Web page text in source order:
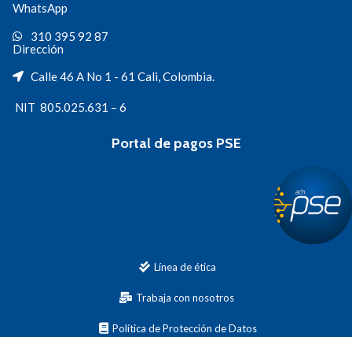
WhatsApp
310 395 92 87
Dirección
Calle 46 A No 1 - 61 Cali, Colombia.
NIT 805.025.631 – 6
Portal de pagos PSE
Línea de ética
Trabaja con nosotros
Política de Protección de Datos